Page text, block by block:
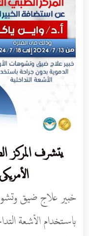
يتشرف المركز
خبير علاج ضيق
باستخدام الأشعة